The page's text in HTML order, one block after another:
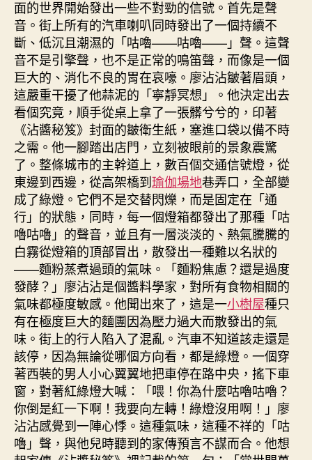
種
“詩
和
遠
方”〉
中
面的世界開始發出一些不對勁的信號。首先是聲
音。街上所有的汽車喇叭同時發出了一個持續不
斷、低沉且潮濕的「咕嚕——咕嚕——」聲。這聲
音不是引擎聲，也不是正常的鳴笛聲，而像是一個
巨大的、消化不良的胃在哀嚎。廖沾沾皺著眉頭，
這嚴重干擾了他蒜泥的「寧靜冥想」。他決定出去
看個究竟，順手從桌上拿了一張髒兮兮的，印著
《沾醬秘笈》封面的皺衛生紙，塞進口袋以備不時
之需。他一腳踏出店門，立刻被眼前的景象震驚
了。整條城市的主幹道上，數百個交通信號燈，從
東邊到西邊，從高架橋到瑜伽場地巷弄口，全部變
成了綠燈。它們不是交替閃爍，而是固定在「通
行」的狀態，同時，每一個燈箱都發出了那種「咕
嚕咕嚕」的聲音，並且有一層淡淡的、熱氣騰騰的
白霧從燈箱的頂部冒出，散發出一種難以名狀的
——麵粉蒸煮過頭的氣味。「麵粉焦慮？還是過度
發酵？」廖沾沾是個醬料學家，對所有食物相關的
氣味都極度敏感。他聞出來了，這是一小樹屋種只
有在極度巨大的麵團因為壓力過大而散發出的氣
味。街上的行人陷入了混亂。汽車不知道該走還是
該停，因為無論從哪個方向看，都是綠燈。一個穿
著西裝的男人小心翼翼地把車停在路中央，搖下車
窗，對著紅綠燈大喊：「喂！你為什麼咕嚕咕嚕？
你倒是紅一下啊！我要向左轉！綠燈沒用啊！」廖
沾沾感覺到一陣心悸。這種氣味，這種不祥的「咕
嚕」聲，與他兒時聽到的家傳預言不謀而合。他想